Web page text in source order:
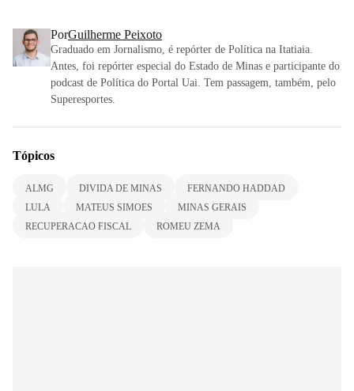
PorGuilherme Peixoto
Graduado em Jornalismo, é repórter de Política na Itatiaia.
Antes, foi repórter especial do Estado de Minas e participante do
podcast de Política do Portal Uai. Tem passagem, também, pelo
Superesportes.
Tópicos
ALMG DIVIDA DE MINAS
FERNANDO HADDAD
LULA
MATEUS SIMOES
MINAS GERAIS
RECUPERACAO FISCAL
ROMEU ZEMA